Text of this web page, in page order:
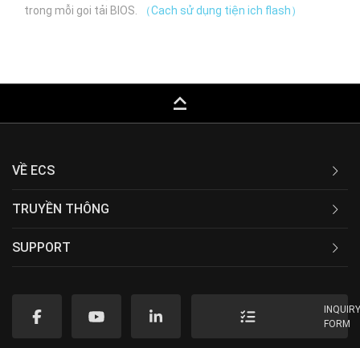
trong mỗi goi tải BIOS.
（Cach sử dụng tiện ich flash）
keyboard_capslock
VỀ ECS
TRUYỀN THÔNG
SUPPORT
FORM